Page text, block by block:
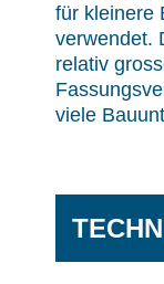
für kleinere
verwendet.
relativ
viele